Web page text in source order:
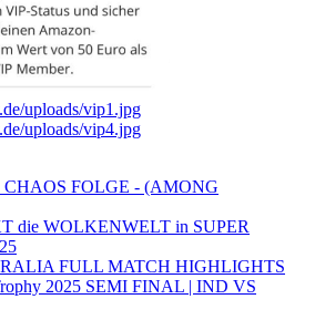
FOLGE - (AMONG
die WOLKENWELT in SUPER
FULL MATCH HIGHLIGHTS
2025 SEMI FINAL | IND VS